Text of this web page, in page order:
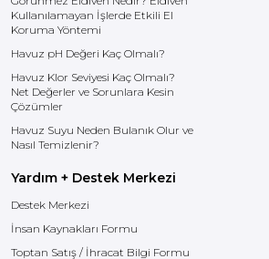
Kullanılamayan İşlerde Etkili El
Koruma Yöntemi
Havuz pH Değeri Kaç Olmalı?
Havuz Klor Seviyesi Kaç Olmalı?
Net Değerler ve Sorunlara Kesin
Çözümler
Havuz Suyu Neden Bulanık Olur ve
Nasıl Temizlenir?
Yardım + Destek Merkezi
Destek Merkezi
İnsan Kaynakları Formu
Toptan Satış / İhracat Bilgi Formu